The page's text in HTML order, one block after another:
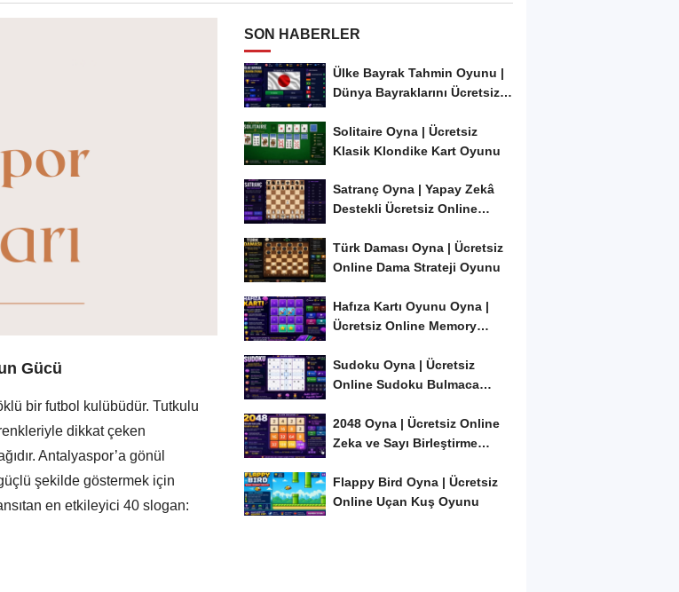
Gücü
bir futbol kulübüdür. Tutkulu
dikkat çeken
Antalyaspor’a gönül
şekilde göstermek için
en etkileyici 40 slogan:
SON HABERLER
Ülke Bayrak Tahmin Oyunu |
Dünya Bayraklarını Ücretsiz
Solitaire Oyna | Ücretsiz
Klasik Klondike Kart Oyunu
Satranç Oyna | Yapay Zekâ
Destekli Ücretsiz Online
Türk Daması Oyna | Ücretsiz
Online Dama Strateji Oyunu
Hafıza Kartı Oyunu Oyna |
Ücretsiz Online Memory
Sudoku Oyna | Ücretsiz
Online Sudoku Bulmaca
2048 Oyna | Ücretsiz Online
Zeka ve Sayı Birleştirme
Flappy Bird Oyna | Ücretsiz
Online Uçan Kuş Oyunu